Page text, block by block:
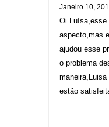
Janeiro 10,
Oi Luísa,esse
aspecto,mas
ajudou esse
o problema
estão